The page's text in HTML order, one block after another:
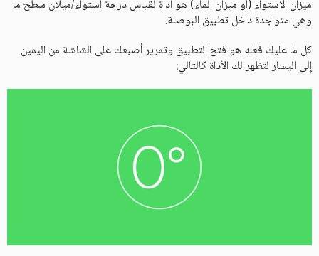
ميزان الاستواء (أو ميزان الماء) هو أداة لقياس درجة استواء/ميلان سطح ما
وهي متواجدة داخل تطبيق البوصلة.
كل ما عليك فعله هو فتح التطبيق وتمرير أصبعك على الشاشة من اليمين
إلى اليسار لتظهر لك الأداة كالتالي: